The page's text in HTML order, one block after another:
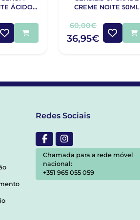
ÁCIDO
CREME NOITE 50ML
60,00€
36,95€
Redes Sociais
Chamada para a rede móvel
nacional:
+351 965 055 059